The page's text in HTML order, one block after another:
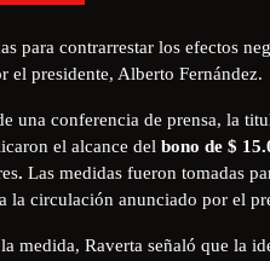
para contrarrestar los efectos
el presidente, Alberto Fernández.
una conferencia de prensa, la
el alcance del bono de $
. Las medidas fueron tomadas
la circulación anunciado por el
medida, Raverta señaló que la